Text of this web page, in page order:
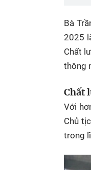
Bà
2025
Chất
thông
Chất
Với
Chủ
trong